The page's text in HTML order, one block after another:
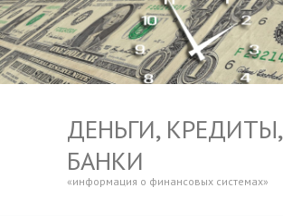
ДЕНЬГИ, КРЕДИТЫ,
БАНКИ
«информация о финансовых системах»